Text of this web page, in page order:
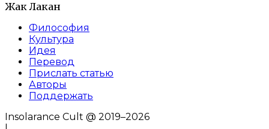
Жак Лакан
Философия
Культура
Идея
Перевод
Прислать статью
Авторы
Поддержать
Insolarance Cult @ 2019–2026